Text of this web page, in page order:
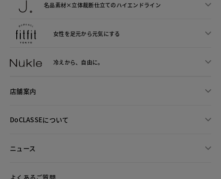
名品素材×立体裁断仕立てのハイエンドライン
女性を足元から元気にする
冷えから、 自由に。
店舗案内
DoCLASSEについて
ニュース